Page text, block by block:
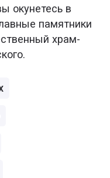
окунетесь в
памятники
храм-